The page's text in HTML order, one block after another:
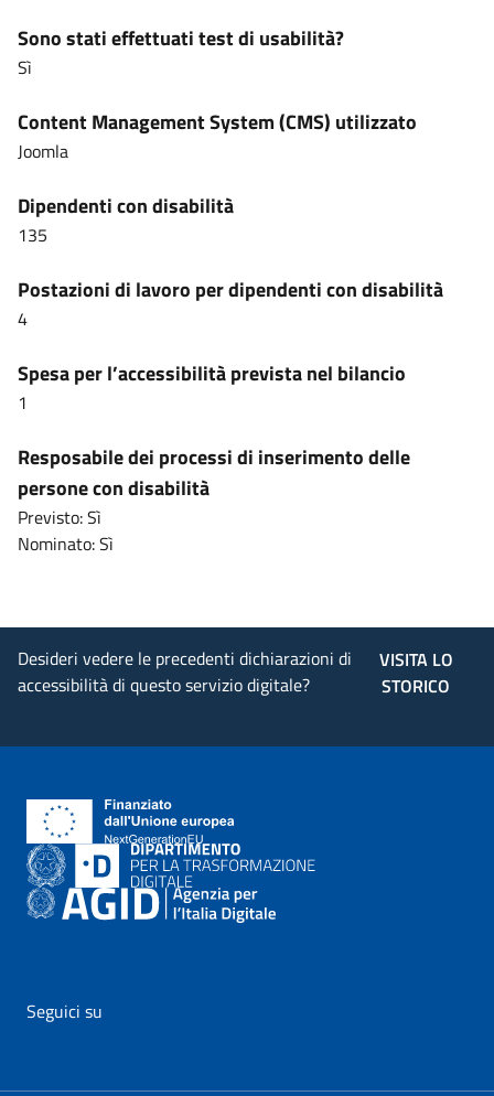
Sono stati effettuati test di usabilità?
Sì
Content Management System (CMS) utilizzato
Joomla
Dipendenti con disabilità
135
Postazioni di lavoro per dipendenti con disabilità
4
Spesa per l’accessibilità prevista nel bilancio
1
Resposabile dei processi di inserimento delle
persone con disabilità
Previsto: Sì
Nominato: Sì
Desideri vedere le precedenti dichiarazioni di
accessibilità di questo servizio digitale?
VISITA LO
STORICO
Seguici su